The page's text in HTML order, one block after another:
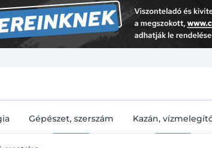
Gépészet, szerszám Kazán,